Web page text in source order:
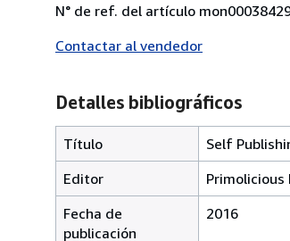
N° de ref. del artículo
Contactar al vendedor
Detalles bibliográficos
Título
Self
Editor
Primolicious
Fecha de
publicación
2016